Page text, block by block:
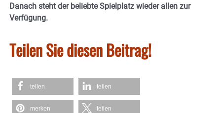
Danach steht der beliebte Spielplatz wieder allen zur
Verfügung.
Teilen Sie diesen Beitrag!
teilen teilen
merken teilen